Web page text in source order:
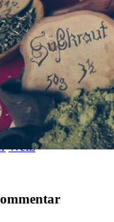
Buchempfehlung
tippsMakro
Schwarz-Weiß SEO
Streetfotografie
Weiß